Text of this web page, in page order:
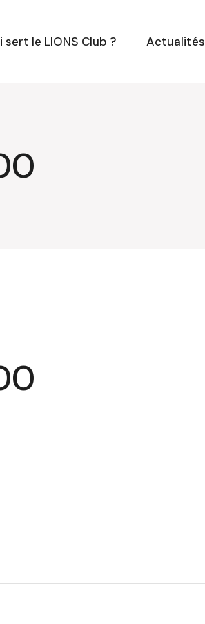
sert le LIONS Club ? Actualités